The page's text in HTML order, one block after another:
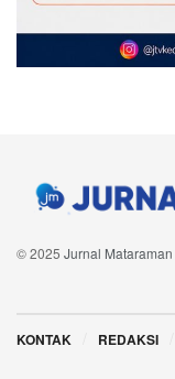
© 2025 Jurnal Mataraman
KONTAK REDAKSI